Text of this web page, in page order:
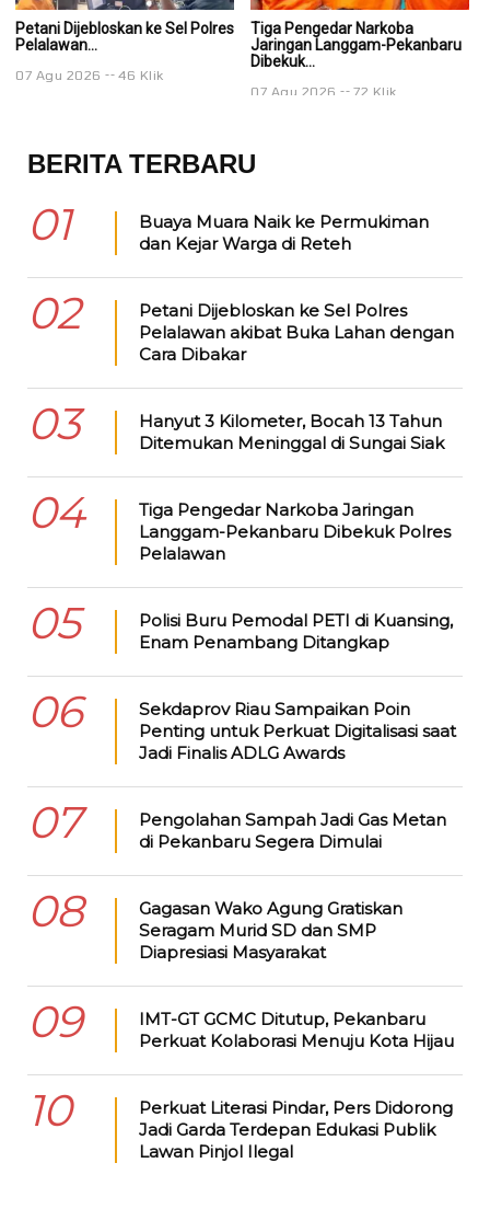
Petani Dijebloskan ke Sel Polres
Pelalawan...
07 Agu 2026 46 Klik
Tiga Pengedar Narkoba
Jaringan Langgam-Pekanbaru
Dibekuk...
07 Agu 2026 72 Klik
BERITA TERBARU
01
Buaya Muara Naik ke Permukiman
dan Kejar Warga di Reteh
02
Petani Dijebloskan ke Sel Polres
Pelalawan akibat Buka Lahan dengan
Cara Dibakar
03
Hanyut 3 Kilometer, Bocah 13 Tahun
Ditemukan Meninggal di Sungai Siak
04
Tiga Pengedar Narkoba Jaringan
Langgam-Pekanbaru Dibekuk Polres
Pelalawan
05
Polisi Buru Pemodal PETI di Kuansing,
Enam Penambang Ditangkap
06
Sekdaprov Riau Sampaikan Poin
Penting untuk Perkuat Digitalisasi saat
Jadi Finalis ADLG Awards
07
Pengolahan Sampah Jadi Gas Metan
di Pekanbaru Segera Dimulai
08
Gagasan Wako Agung Gratiskan
Seragam Murid SD dan SMP
Diapresiasi Masyarakat
09
IMT-GT GCMC Ditutup, Pekanbaru
Perkuat Kolaborasi Menuju Kota Hijau
10
Perkuat Literasi Pindar, Pers Didorong
Jadi Garda Terdepan Edukasi Publik
Lawan Pinjol Ilegal